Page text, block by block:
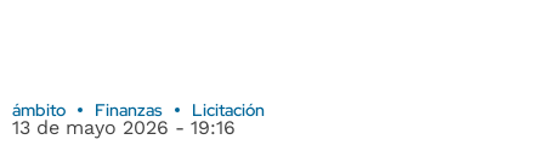
ámbito Finanzas Licitación
13 de mayo 2026 - 19:16